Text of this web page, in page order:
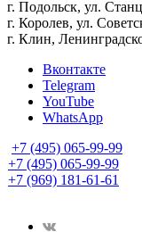
г. Подольск, ул.
г. Королев, ул.
г. Клин,
Вконтакте
Telegram
YouTube
WhatsApp
+7 (495) 065-99-99
+7 (495) 065-99-99
+7 (969) 181-61-61